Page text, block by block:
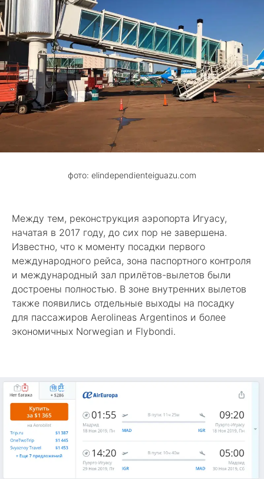
фото: elindependienteiguazu.com
Между тем, реконструкция аэропорта Игуасу,
начатая в 2017 году, до сих пор не завершена.
Известно, что к моменту посадки первого
международного рейса, зона паспортного контроля
и международный зал прилётов-вылетов были
достроены полностью. В зоне внутренних вылетов
также появились отдельные выходы на посадку
для пассажиров Aerolineas Argentinos и более
экономичных Norwegian и Flybondi.